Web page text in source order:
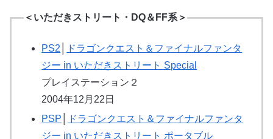
＜いただきストリート・DQ＆FF系＞
PS2
ドラゴンクエスト＆ファイナルファンタ
ジー in いただきストリート Special
プレイステーション２
2004年12月22日
PSP
ドラゴンクエスト＆ファイナルファンタ
ジー in いただきストリート ポータブル